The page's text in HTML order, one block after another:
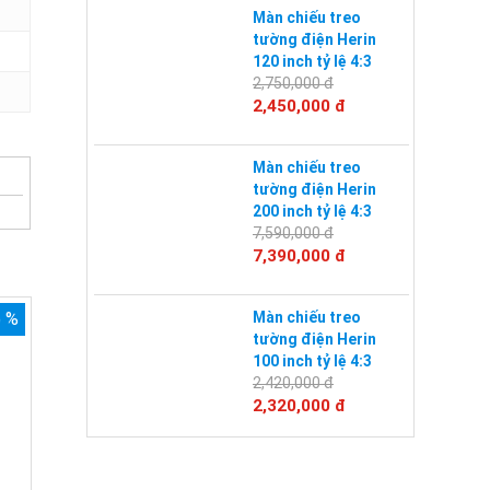
%
Màn chiếu treo
tường điện Herin
120 inch tỷ lệ 4:3
2,750,000 đ
2,450,000 đ
Màn chiếu treo
tường điện Herin
200 inch tỷ lệ 4:3
7,590,000 đ
7,390,000 đ
Màn chiếu treo
tường điện Herin
100 inch tỷ lệ 4:3
2,420,000 đ
2,320,000 đ